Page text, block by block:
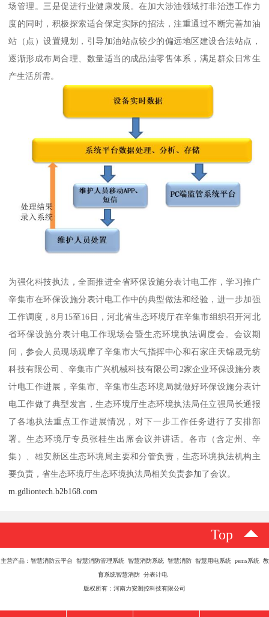
场管理。三是促进行业健康发展。在加大涉油领域打非治违工作力
度的同时，积极探索适合保定实际的招法，注重通过不断完善加油
站（点）设置规划，引导加油站点较少的偏远地区建设合法站点，
逐渐形成布局合理、数量适当的成品油零售体系，满足群众日常生
产生活所需。
为强化科技执法，全面推进全省环保设施分表计电工作，学习推广
辛集市在环保设施分表计电工作中的典型做法和经验，进一步加强
工作调度，8月15至16日，河北省生态环境厅在辛集市组织召开河北
省环保设施分表计电工作现场会暨生态环境执法调度会。会议期
间，参会人员现场观摩了辛集市大气指挥中心和石家庄天锦晟无纺
科技有限公司、辛集市广兴机械科技有限公司2家企业环保设施分表
计电工作进展，辛集市、辛集市生态环境局就做好环保设施分表计
电工作做了典型发言，生态环境厅生态环境执法局任立强局长通报
了各地执法重点工作进展情况，对下一步工作任务进行了安排部
署。生态环境厅专员张桂生出席会议并讲话。各市（含定州、辛
集）、雄安新区生态环境局主要和分管负责，生态环境执法机构主
要负责，省生态环境厅生态环境执法局相关负责参加了会议。
m.gdliontech.b2b168.com
Top
主营产品：智慧消防云平台 智慧消防管理系统 智慧消防系统 智慧消防 智慧用电系统 pems系统 教
育系统智慧消防 分表计电
版权所有：河南力安测控科技有限公司